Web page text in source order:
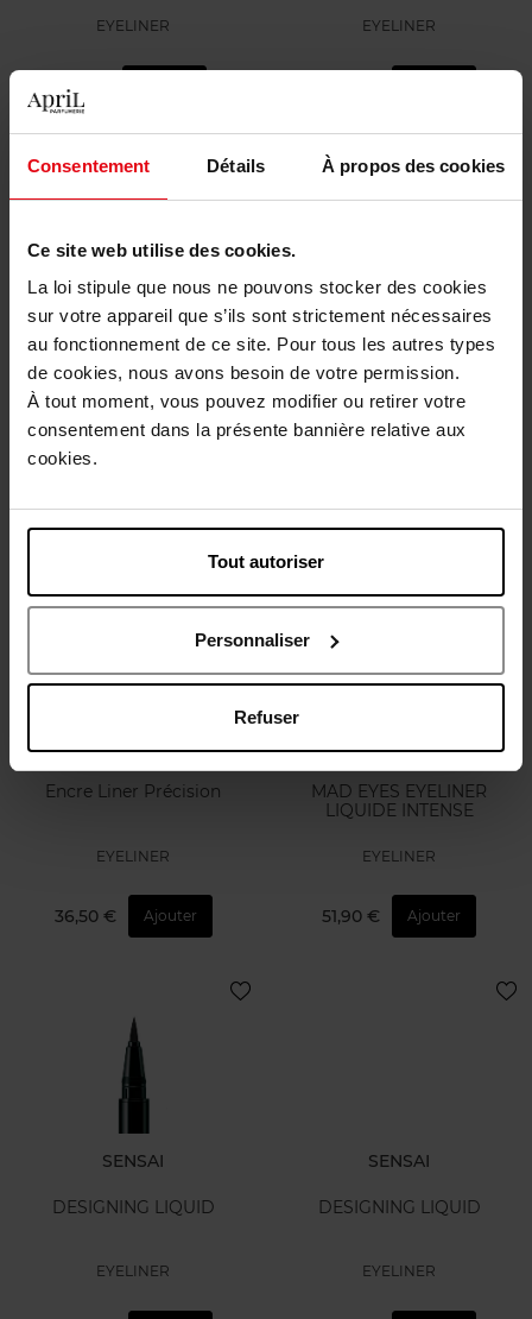
Consentement Détails À propos des cookies
Ce site web utilise des cookies.
La loi stipule que nous ne pouvons stocker des cookies
sur votre appareil que s’ils sont strictement nécessaires
au fonctionnement de ce site. Pour tous les autres types
de cookies, nous avons besoin de votre permission.
À tout moment, vous pouvez modifier ou retirer votre
consentement dans la présente bannière relative aux
cookies.
Tout autoriser
Personnaliser
Refuser
EYELINER
7,90 €
EYELINER
Nouveauté
LANCÔME
Lancôme Idôle Liner
EYELINER
Nouveauté
Feutre Liner
EYELINER
STENDHAL
Encre Liner Précision
EYELINER
36,50 € Ajouter
GUERLAIN
MAD EYES EYELINER
LIQUIDE INTENSE
EYELINER
51,90 € Ajouter
SENSAI
DESIGNING LIQUID
EYELINER
SENSAI
DESIGNING LIQUID
EYELINER